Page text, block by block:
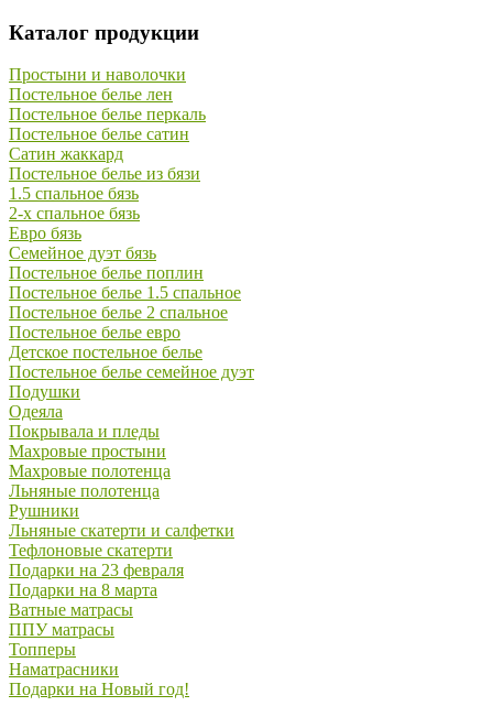
Каталог продукции
Простыни и наволочки
Постельное белье лен
Постельное белье перкаль
Постельное белье сатин
Сатин жаккард
Постельное белье из бязи
1.5 спальное бязь
2-х спальное бязь
Евро бязь
Семейное дуэт бязь
Постельное белье поплин
Постельное белье 1.5 спальное
Постельное белье 2 спальное
Постельное белье евро
Детское постельное белье
Постельное белье семейное дуэт
Подушки
Одеяла
Покрывала и пледы
Махровые простыни
Махровые полотенца
Льняные полотенца
Рушники
Льняные скатерти и салфетки
Тефлоновые скатерти
Подарки на 23 февраля
Подарки на 8 марта
Ватные матрасы
ППУ матрасы
Топперы
Наматрасники
Подарки на Новый год!